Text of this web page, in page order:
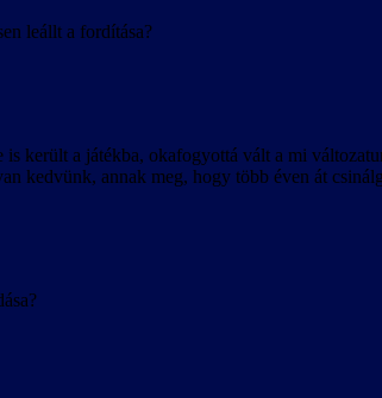
leállt a fordítása?
került a játékba, okafogyottá vált a mi
kedvünk, annak meg, hogy több éven át